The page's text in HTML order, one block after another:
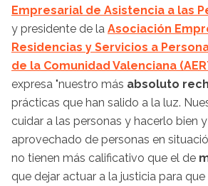
Empresarial de Asistencia a las
y presidente de la Asociación
Residencias y Servicios a
de la Comunidad Valenciana
expresa "nuestro más absoluto
prácticas que han salido a la luz.
cuidar a las personas y hacerlo bien
aprovechado de personas en
no tienen más calificativo que el de
que dejar actuar a la justicia para